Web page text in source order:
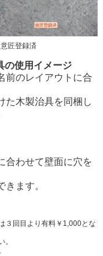
匠登録済
の使用イメージ
のレイアウトに合
木製治具を同梱し
わせて壁面に穴を
ます。
回目より有料￥1,000とな